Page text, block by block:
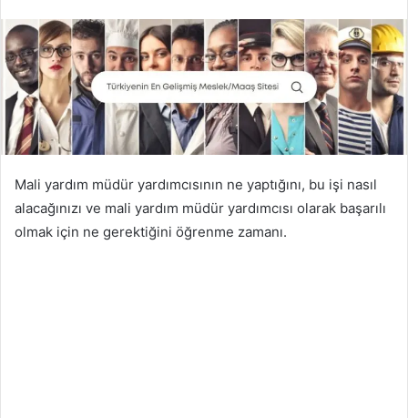
Mali yardım müdür yardımcısının ne yaptığını, bu işi nasıl
alacağınızı ve mali yardım müdür yardımcısı olarak başarılı
olmak için ne gerektiğini öğrenme zamanı.